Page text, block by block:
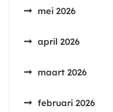
mei 2026
april 2026
maart 2026
februari 2026